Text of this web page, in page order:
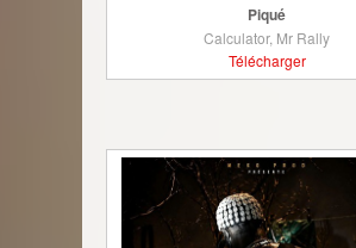
Piqué
Calculator, Mr Rally
Télécharger